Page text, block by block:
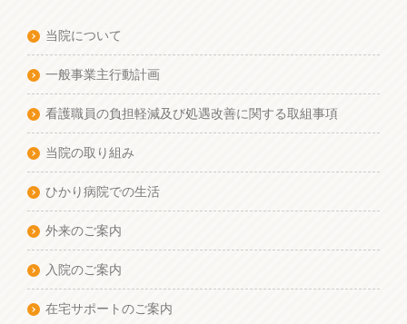
当院について
一般事業主行動計画
看護職員の負担軽減及び処遇改善に関する取組事項
当院の取り組み
ひかり病院での生活
外来のご案内
入院のご案内
在宅サポートのご案内